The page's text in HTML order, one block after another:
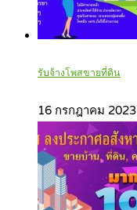
รับจ้างโพสขายที่ดิน
16 กรกฎาคม 2023